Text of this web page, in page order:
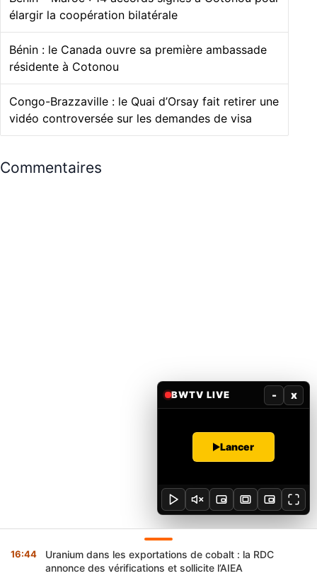
élargir la coopération bilatérale
Bénin : le Canada ouvre sa première ambassade
résidente à Cotonou
Congo-Brazzaville : le Quai d’Orsay fait retirer une
vidéo controversée sur les demandes de visa
Commentaires
16:44
Uranium dans les exportations de cobalt : la RDC
annonce des vérifications et sollicite l’AIEA
BWTV LIVE - x
Lancer